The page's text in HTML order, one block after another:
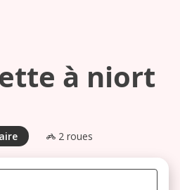
à niort
2 roues